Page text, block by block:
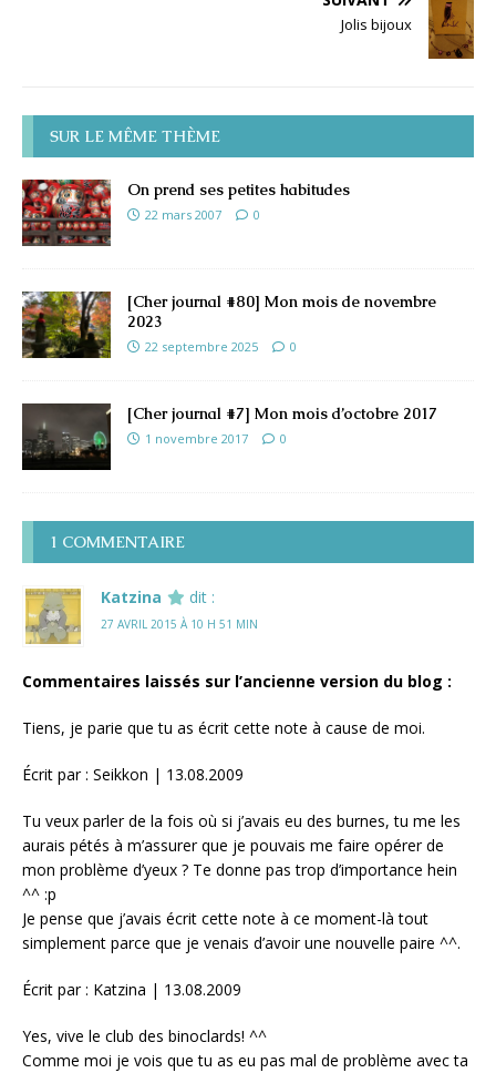
Jolis bijoux
SUR LE MÊME THÈME
On prend ses petites habitudes
22 mars 2007 0
[Cher journal #80] Mon mois de novembre
2023
22 septembre 2025 0
[Cher journal #7] Mon mois d’octobre 2017
1 novembre 2017 0
1 COMMENTAIRE
Katzina dit :
27 AVRIL 2015 À 10 H 51 MIN
Commentaires laissés sur l’ancienne version du blog :
Tiens, je parie que tu as écrit cette note à cause de moi.
Écrit par : Seikkon | 13.08.2009
Tu veux parler de la fois où si j’avais eu des burnes, tu me les
aurais pétés à m’assurer que je pouvais me faire opérer de
mon problème d’yeux ? Te donne pas trop d’importance hein
^^ :p
Je pense que j’avais écrit cette note à ce moment-là tout
simplement parce que je venais d’avoir une nouvelle paire ^^.
Écrit par : Katzina | 13.08.2009
Yes, vive le club des binoclards! ^^
Comme moi je vois que tu as eu pas mal de problème avec ta